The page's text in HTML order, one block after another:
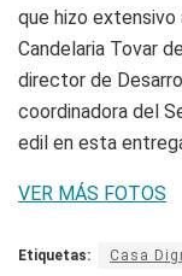
que hizo extensivo
Candelaria Tovar
director de
coordinadora del
edil en esta
VER MÁS FOTOS
Etiquetas: Casa